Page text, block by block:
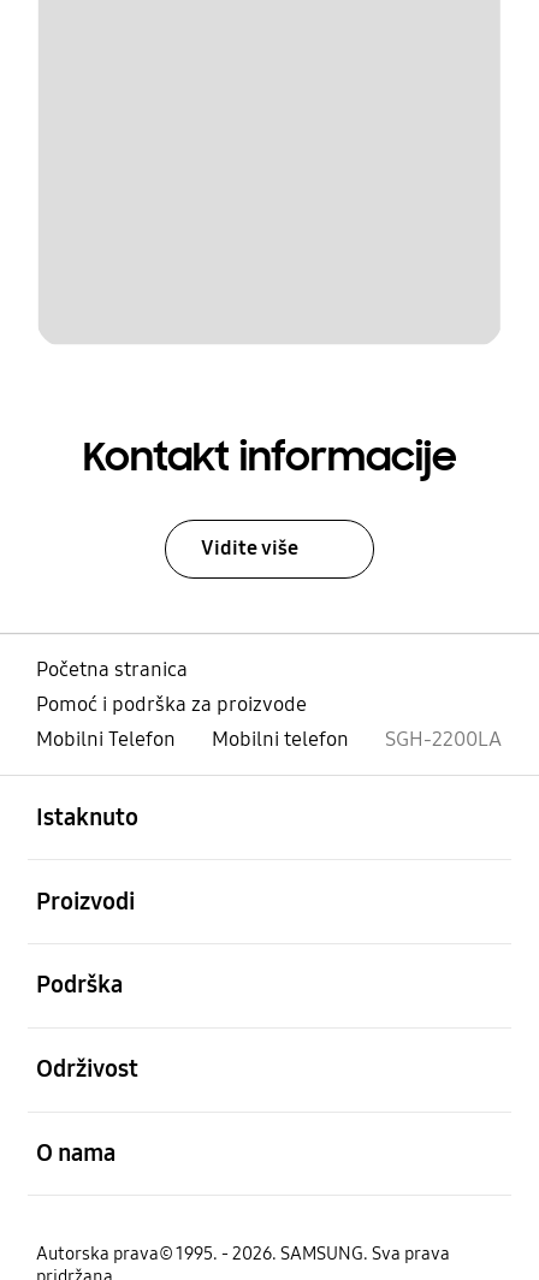
Kontakt informacije
Vidite više
Početna stranica
Pomoć i podrška za proizvode
Mobilni Telefon
Mobilni telefon SGH-2200LA
Istaknuto
Proizvodi
Podrška
Održivost
O nama
Autorska prava© 1995. - 2026. SAMSUNG. Sva prava